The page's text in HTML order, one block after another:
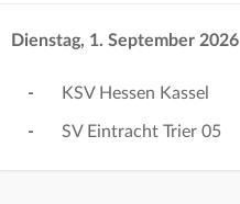
Dienstag, 1. September 2026
-
-
KSV Hessen Kassel
SV Eintracht Trier 05